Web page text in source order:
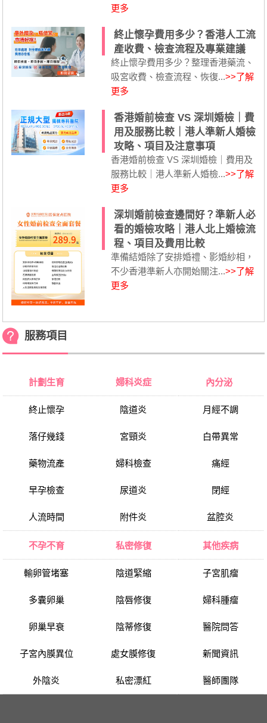
更多
終止懷孕費用多少？香港人工流
產收費、檢查流程及專業建議
終止懷孕費用多少？整理香港藥流、
吸宮收費、檢查流程、恢復...>>了解
更多
香港婚前檢查 VS 深圳婚檢｜費
用及服務比較｜港人準新人婚檢
攻略、項目及注意事項
香港婚前檢查 VS 深圳婚檢｜費用及
服務比較｜港人準新人婚檢...>>了解
更多
深圳婚前檢查邊間好？準新人必
看的婚檢攻略｜港人北上婚檢流
程、項目及費用比較
準備結婚除了安排婚禮、影婚紗相，
不少香港準新人亦開始關注...>>了解
更多
服務項目
計劃生育
終止懷孕
落仔幾錢
藥物流產
早孕檢查
人流時間
婦科炎症
陰道炎
宮頸炎
婦科檢查
尿道炎
附件炎
內分泌
月經不調
白帶異常
痛經
閉經
盆腔炎
不孕不育
輸卵管堵塞
多囊卵巢
卵巢早衰
子宮內膜異位
外陰炎
私密修復
陰道緊縮
陰唇修復
陰蒂修復
處女膜修復
私密漂紅
其他疾病
子宮肌瘤
婦科腫瘤
醫院問答
新聞資訊
醫師團隊